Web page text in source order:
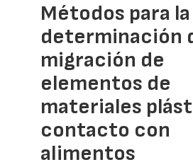
Métodos para la
determinación
migración de
elementos de
materiales
contacto con
alimentos